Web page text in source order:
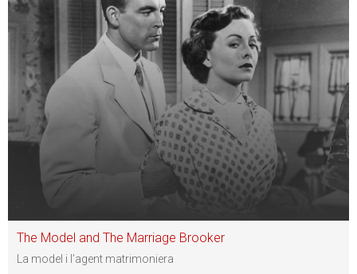
The Model and The Marriage Brooker
La model i l’agent matrimoniera